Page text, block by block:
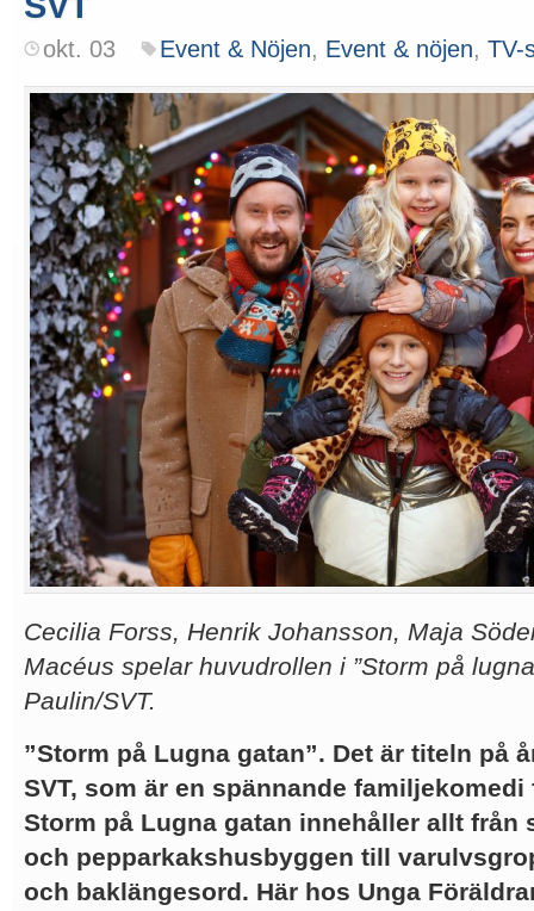
okt. 03 Event & Nöjen, Event & nöjen, TV-
Cecilia Forss, Henrik Johansson, Maja
Macéus spelar huvudrollen i ”Storm på
Paulin/SVT.
”Storm på Lugna gatan”. Det är titeln på
SVT, som är en spännande
Storm på Lugna gatan innehåller allt från
och pepparkakshusbyggen till
och baklängesord. Här hos Unga